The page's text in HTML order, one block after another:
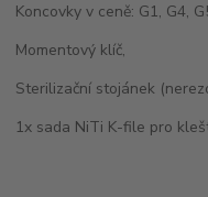
Koncovky v ceně: G1, G4,
Momentový klíč,
Sterilizační stojánek
1x sada NiTi K-file pro